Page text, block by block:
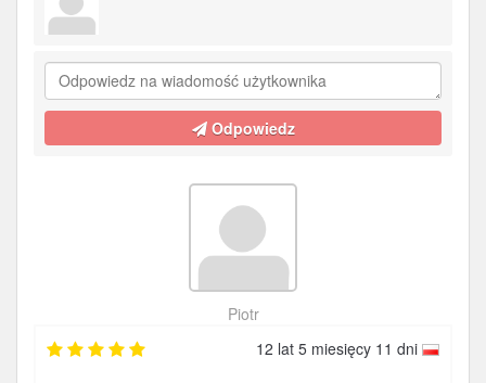
Odpowiedz
Piotr
12 lat 5 miesięcy 11 dni